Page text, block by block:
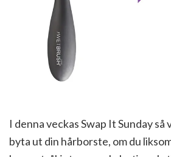
I denna veckas Swap It Sunday så
byta ut din hårborste, om du